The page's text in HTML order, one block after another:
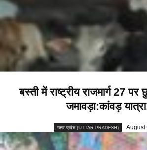
बस्ती में राष्ट्रीय राजमार्ग 27
जमावड़ा:कांवड़
उत्तर प्रदेश (UTTAR PRADESH) August